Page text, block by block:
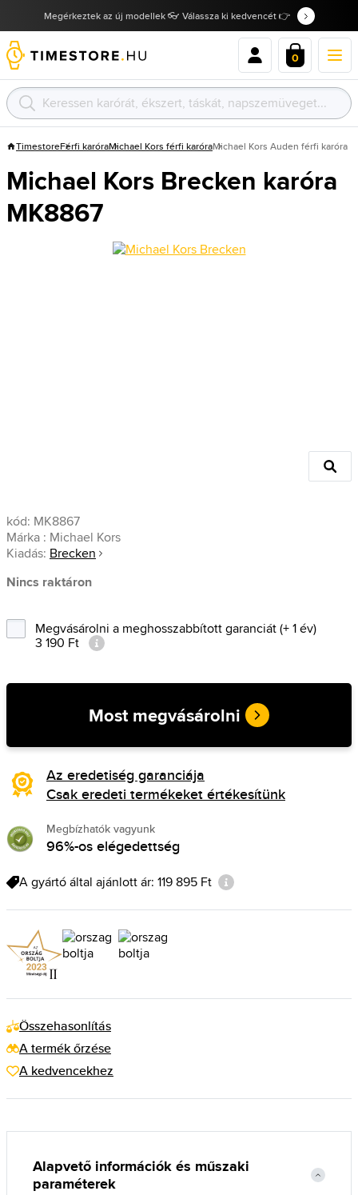
Megérkeztek az új modellek 👓 Válassza ki kedvencét 👉
0
TimestoreFérfi karóraMichael Kors férfi karóraMichael Kors Auden férfi karóra
Michael Kors Brecken karóra
MK8867
kód: MK8867
Márka : Michael Kors
Kiadás: Brecken
Nincs raktáron
Megvásárolni a meghosszabbított garanciát (+ 1 év)
3 190 Ft
Most megvásárolni
Az eredetiség garanciája
Csak eredeti termékeket értékesítünk
Megbízhatók vagyunk
96%-os elégedettség
A gyártó által ajánlott ár: 119 895 Ft
Összehasonlítás
A termék őrzése
A kedvencekhez
Alapvető információk és műszaki
paraméterek